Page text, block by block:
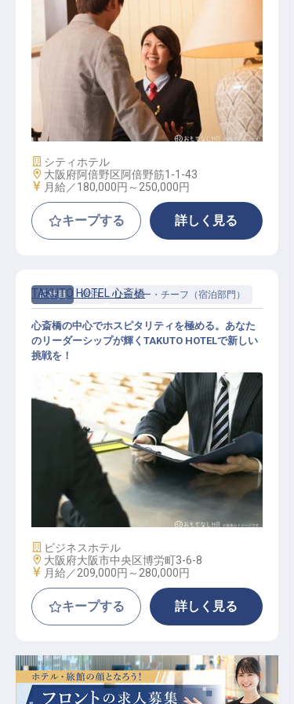
オペレーター
施設業態
シティホテル
勤務地
大阪府阿倍野区阿倍野筋1-1-43
給与
月給／180,000円～ 250,000円
キープする 詳しく見る
正社員 宿泊 リーダー・チーフ（宿泊部門）
ホテル運営全般（マネージャー候補
TAKUTO HOTEL 心斎橋
心斎橋の中心でホスピタリティを極める。あなた
のリーダーシップが輝くTAKUTO HOTELで新しい
挑戦を！
施設業態
ビジネスホテル
勤務地
大阪府大阪市中央区博労町3-6-8
給与
月給／209,000円～ 280,000円
キープする 詳しく見る